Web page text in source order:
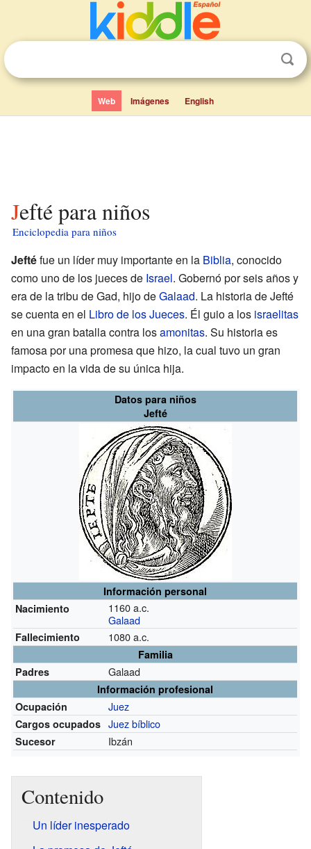
Web Imágenes English
Jefté para niños
Enciclopedia para niños
Jeftéfue un líder muy importante en la Biblia, conocido
como uno de los jueces de Israel. Gobernó por seis años y
era de la tribu de Gad, hijo deGalaad. La historia de Jefté
se cuenta en el Libro de los Jueces. Él guio a los israelitas
en una gran batalla contra losamonitas. Su historia es
famosa por una promesa que hizo, la cual tuvo un gran
impacto en la vida de su única hija.
Datos para niños
Jefté
Información personal
Nacimiento
1160 a.c.
Galaad
Fallecimiento 1080 a.c.
Familia
Padres
Galaad
Información profesional
Ocupación
Juez
Cargos ocupados Juez bíblico
Sucesor Ibzán
Contenido
Un líder inesperado